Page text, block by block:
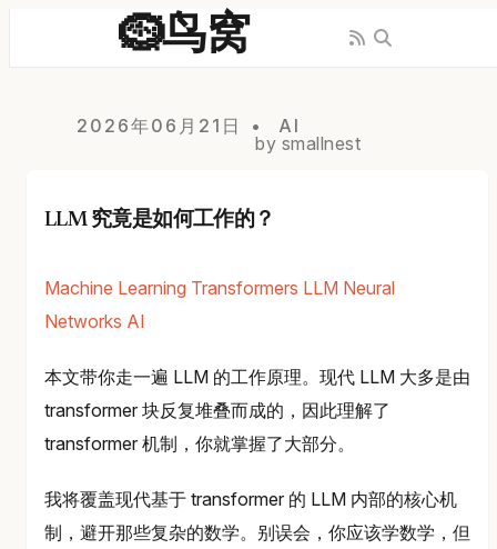
🪹鸟窝
2026年06月21日
AI
by smallnest
LLM 究竟是如何工作的？
Machine Learning Transformers LLM Neural
Networks AI
本文带你走一遍 LLM 的工作原理。现代 LLM 大多是由
transformer 块反复堆叠而成的，因此理解了
transformer 机制，你就掌握了大部分。
我将覆盖现代基于 transformer 的 LLM 内部的核心机
制，避开那些复杂的数学。别误会，你应该学数学，但